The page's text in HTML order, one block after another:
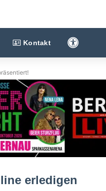
Kontakt
erledigen